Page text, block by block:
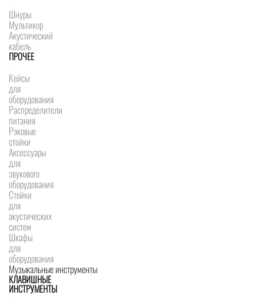
Шнуры
Мультикор
Акустический
кабель
ПРОЧЕЕ
Кейсы
для
оборудования
Распределители
питания
Рэковые
стойки
Аксессуары
для
звукового
оборудования
Стойки
для
акустических
систем
Шкафы
для
оборудования
Музыкальные инструменты
КЛАВИШНЫЕ
ИНСТРУМЕНТЫ